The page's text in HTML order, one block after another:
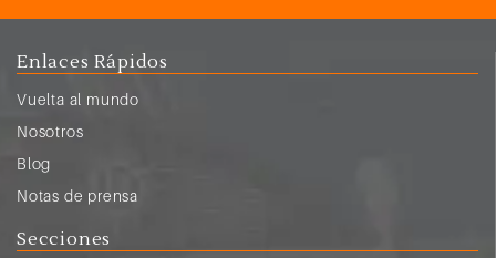
Enlaces Rápidos
Vuelta al mundo
Nosotros
Blog
Notas de prensa
Secciones